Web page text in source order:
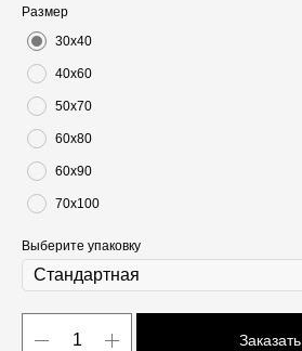
Размер
30х40
40х60
50х70
60х80
60х90
70х100
Выберите упаковку
Заказать